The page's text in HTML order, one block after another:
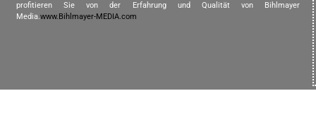
profitieren Sie von der Erfahrung und Qualität von Bihlmayer
Media.www.Bihlmayer-MEDIA.com